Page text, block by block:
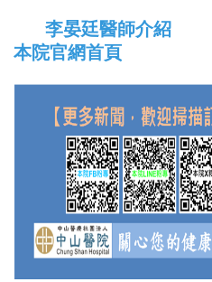
李晏廷醫師介紹
本院官網首頁